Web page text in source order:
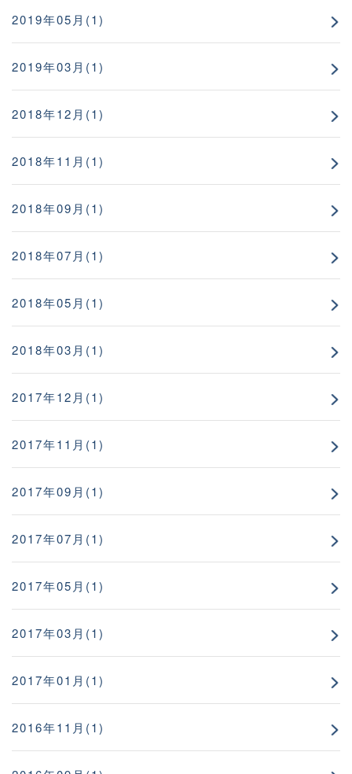
2019年05月(1)
2019年03月(1)
2018年12月(1)
2018年11月(1)
2018年09月(1)
2018年07月(1)
2018年05月(1)
2018年03月(1)
2017年12月(1)
2017年11月(1)
2017年09月(1)
2017年07月(1)
2017年05月(1)
2017年03月(1)
2017年01月(1)
2016年11月(1)